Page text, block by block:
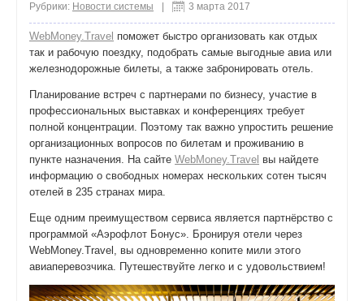
Рубрики: Новости системы 3 марта 2017
WebMoney.Travel поможет быстро организовать как отдых
так и рабочую поездку, подобрать самые выгодные авиа или
железнодорожные билеты, а также забронировать отель.
Планирование встреч с партнерами по бизнесу, участие в
профессиональных выставках и конференциях требует
полной концентрации. Поэтому так важно упростить решение
организационных вопросов по билетам и проживанию в
пункте назначения. На сайте WebMoney.Travel вы найдете
информацию о свободных номерах нескольких сотен тысяч
отелей в 235 странах мира.
Еще одним преимуществом сервиса является партнёрство с
программой «Аэрофлот Бонус». Бронируя отели через
WebMoney.Travel, вы одновременно копите мили этого
авиаперевозчика. Путешествуйте легко и с удовольствием!